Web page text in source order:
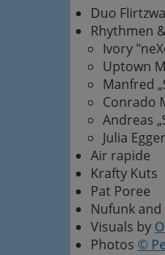
Duo
Rhythmen
Ivory
Uptown
Manfred
Conrado
Andreas
Julia Egger
Air rapide
Krafty Kuts
Pat Poree
Nufunk and
Visuals by
Photos ©